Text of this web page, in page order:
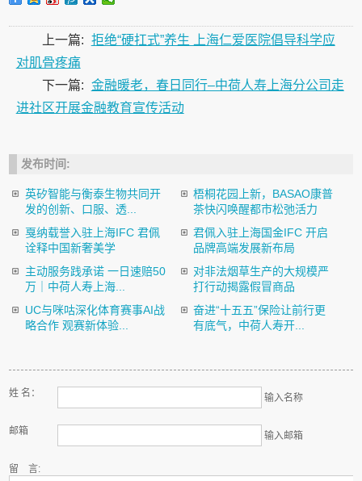
上一篇: 拒绝“硬扛式”养生 上海仁爱医院倡导科学应
对肌骨疼痛
下一篇: 金融暖老，春日同行–中荷人寿上海分公司走
进社区开展金融教育宣传活动
发布时间:
英矽智能与衡泰生物共同开
发的创新、口服、透...
梧桐花园上新，BASAO康普
茶快闪唤醒都市松弛活力
戛纳载誉入驻上海IFC 君佩
诠释中国新奢美学
君佩入驻上海国金IFC 开启
品牌高端发展新布局
主动服务践承诺 一日速赔50
万｜中荷人寿上海...
对非法烟草生产的大规模严
打行动揭露假冒商品
UC与咪咕深化体育赛事AI战
略合作 观赛新体验...
奋进“十五五”保险让前行更
有底气，中荷人寿开...
姓 名： 输入名称
邮箱 输入邮箱
留 言: